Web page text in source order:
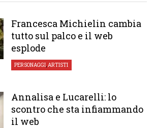
Francesca Michielin cambia
tutto sul palco e il web
esplode
PERSONAGGI,ARTISTI
Annalisa e Lucarelli: lo
scontro che sta infiammando
il web